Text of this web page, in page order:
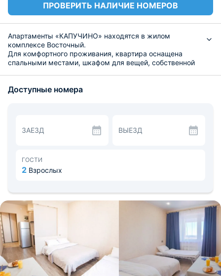
ПРОВЕРИТЬ НАЛИЧИЕ НОМЕРОВ
Апартаменты «КАПУЧИНО» находятся в жилом
комплексе Восточный.
Для комфортного проживания, квартира оснащена
спальными местами, шкафом для вещей, собственной
На кухне есть холодильник, электрический чайник,
достопримечательность «Московские ворота».
Расстояние до железнодорожного вокзала 8,4 км.
Доступные номера
ЗАЕЗД ВЫЕЗД
ГОСТИ
2 Взрослых